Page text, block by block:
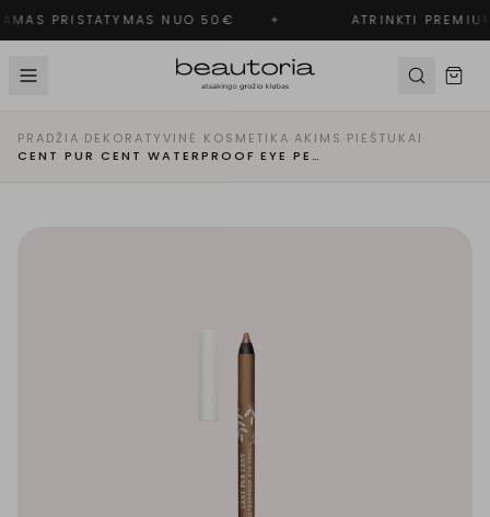
PRISTATYMAS NUO 50€ ✦ ATRINKTI
PRADŽIA·DEKORATYVINĖ KOSMETIKA·AKIMS ·PIEŠTUKAI ·
CENT PUR CENT WATERPROOF EYE PENCIL - VANDENIUI ATSPARUS AKIŲ PIEŠTUKAS | L'OR PUR